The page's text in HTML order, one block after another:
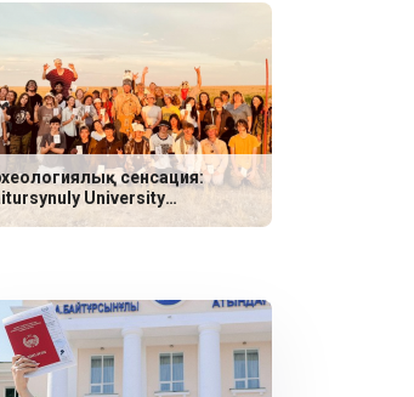
сенсация:
University
неолит дәуіріне